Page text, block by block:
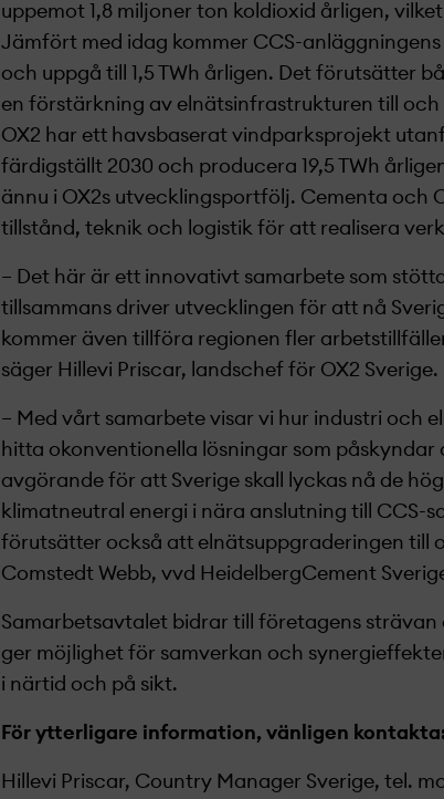
uppemot 1,8 miljoner ton koldioxid årligen,
Jämfört med idag kommer CCS-
och uppgå till 1,5 TWh årligen. Det förutsätter
en förstärkning av elnätsinfrastrukturen till och
OX2 har ett havsbaserat vindparksprojekt­
färdigställt 2030 och producera 19,5 TWh
ännu i OX2s utvecklingsportfölj. Cementa och
tillstånd, teknik och logistik för att realisera
– Det här är ett innovativt samarbete som
tillsammans driver utvecklingen för att nå
kommer även tillföra regionen fler
säger Hillevi Priscar, landschef för OX2 Sverige.
– Med vårt samarbete visar vi hur industri och
hitta okonventionella lösningar som
avgörande för att Sverige skall lyckas nå de
klimatneutral energi i nära anslutning till CCS-
förutsätter också att elnätsuppgraderingen till
Comstedt Webb, vvd HeidelbergCement
Samarbetsavtalet bidrar till företagens
ger möjlighet för samverkan och
i närtid och på sikt.
För ytterligare information, vänligen
Hillevi Priscar, Country Manager Sverige, tel.